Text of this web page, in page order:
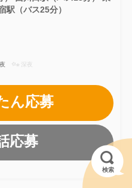
駅（バス25分）
夜 深夜
ん応募
応募
検索